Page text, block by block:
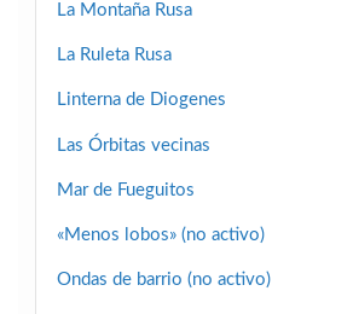
La Montaña Rusa
La Ruleta Rusa
Linterna de Diogenes
Las Órbitas vecinas
Mar de Fueguitos
«Menos lobos» (no activo)
Ondas de barrio (no activo)